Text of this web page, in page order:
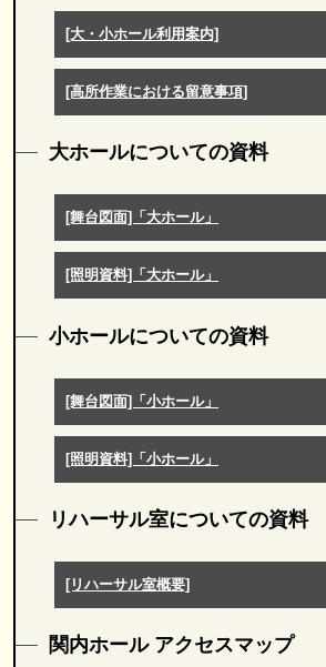
[大・小ホール利用案内]
[高所作業における留意事項]
大ホールについての資料
[舞台図面]「大ホール」
[照明資料]「大ホール」
小ホールについての資料
[舞台図面]「小ホール」
[照明資料]「小ホール」
リハーサル室についての資料
[リハーサル室概要]
関内ホール アクセスマップ